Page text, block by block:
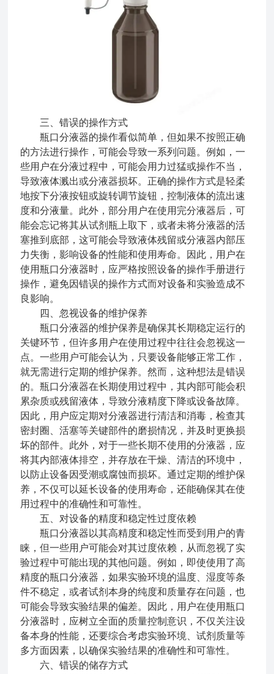
三、错误的操作方式
瓶口分液器的操作看似简单，但如果不按照正确
的方法进行操作，可能会导致一系列问题。例如，一
些用户在分液过程中，可能会用力过猛或操作不当，
导致液体溅出或分液器损坏。正确的操作方式是轻柔
地按下分液按钮或旋转调节旋钮，控制液体的流出速
度和分液量。此外，部分用户在使用完分液器后，可
能会忘记将其从试剂瓶上取下，或者未将分液器的活
塞推到底部，这可能会导致液体残留或分液器内部压
力失衡，影响设备的性能和使用寿命。因此，用户在
使用瓶口分液器时，应严格按照设备的操作手册进行
操作，避免因错误的操作方式而对设备和实验造成不
良影响。
四、忽视设备的维护保养
瓶口分液器的维护保养是确保其长期稳定运行的
关键环节，但许多用户在使用过程中往往会忽视这一
点。一些用户可能会认为，只要设备能够正常工作，
就无需进行定期的维护保养。然而，这种想法是错误
的。瓶口分液器在长期使用过程中，其内部可能会积
累杂质或残留液体，导致分液精度下降或设备故障。
因此，用户应定期对分液器进行清洁和消毒，检查其
密封圈、活塞等关键部件的磨损情况，并及时更换损
坏的部件。此外，对于一些长期不使用的分液器，应
将其内部液体排空，并存放在干燥、清洁的环境中，
以防止设备因受潮或腐蚀而损坏。通过定期的维护保
养，不仅可以延长设备的使用寿命，还能确保其在使
用过程中的准确性和可靠性。
五、对设备的精度和稳定性过度依赖
瓶口分液器以其高精度和稳定性而受到用户的青
睐，但一些用户可能会对其过度依赖，从而忽视了实
验过程中可能出现的其他问题。例如，即使使用了高
精度的瓶口分液器，如果实验环境的温度、湿度等条
件不稳定，或者试剂本身的纯度和质量存在问题，也
可能会导致实验结果的偏差。因此，用户在使用瓶口
分液器时，应树立全面的质量控制意识，不仅关注设
备本身的性能，还要综合考虑实验环境、试剂质量等
多方面因素，以确保实验结果的准确性和可靠性。
六、错误的储存方式